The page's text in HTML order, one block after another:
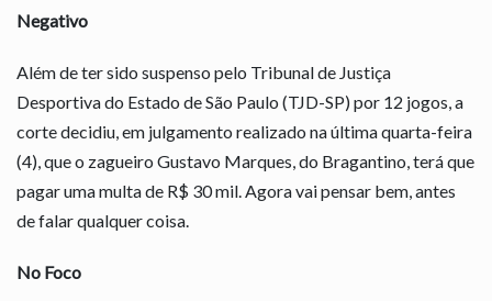
Negativo
Além de ter sido suspenso pelo Tribunal de Justiça
Desportiva do Estado de São Paulo (TJD-SP) por 12 jogos, a
corte decidiu, em julgamento realizado na última quarta-feira
(4), que o zagueiro Gustavo Marques, do Bragantino, terá que
pagar uma multa de R$ 30 mil. Agora vai pensar bem, antes
de falar qualquer coisa.
No Foco